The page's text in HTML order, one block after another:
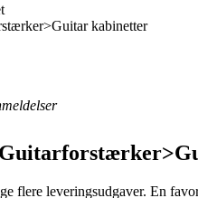
kabinetter
flere leveringsudgaver. En